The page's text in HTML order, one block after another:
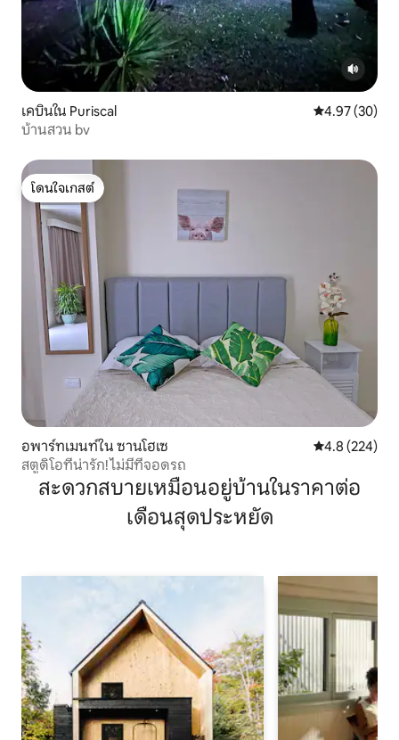
เคบินใน Puriscal คะแนนเฉลี่ย
4.97 (30)
บ้านสวน bv
โดนใจเกสต์
โดนใจเกสต์
อพาร์ทเมนท์ใน ซานโฮเซ คะแนนเฉลี่ย
4.8 (224)
สตูดิโอที่น่ารัก! ไม่มีที่จอดรถ
สะดวกสบายเหมือนอยู่บ้านในราคาต่อ
เดือนสุดประหยัด